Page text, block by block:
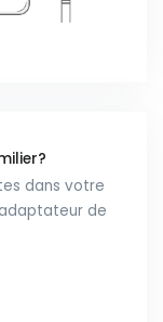
dans votre
de